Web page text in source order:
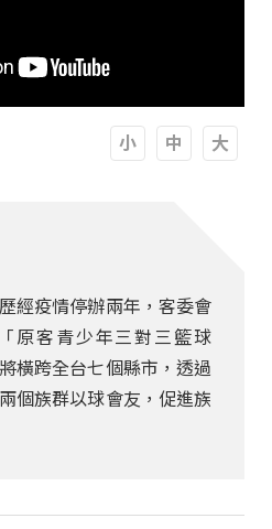
經疫情停辦兩年，客委會
原客青少年三對三籃球
橫跨全台七個縣市，透過
個族群以球會友，促進族